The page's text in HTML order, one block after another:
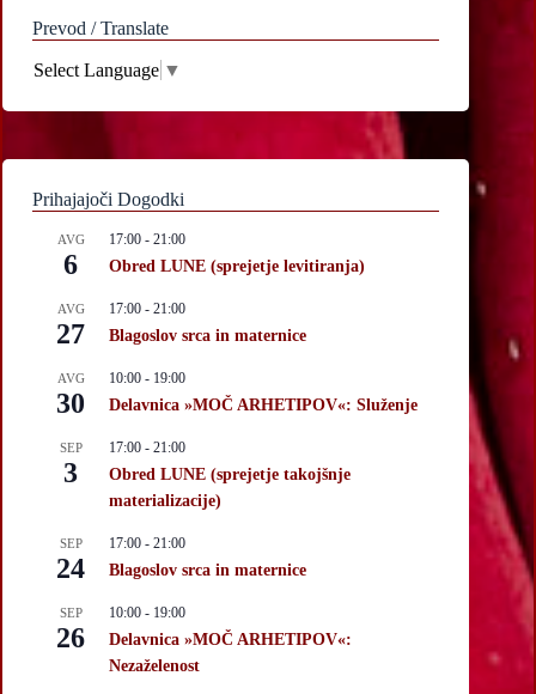
Prevod / Translate
Select Language ▼
Prihajajoči Dogodki
AVG
6
17:00 - 21:00
Obred LUNE (sprejetje levitiranja)
AVG
27
17:00 - 21:00
Blagoslov srca in maternice
AVG
30
10:00 - 19:00
Delavnica »MOČ ARHETIPOV«: Služenje
SEP
3
17:00 - 21:00
Obred LUNE (sprejetje takojšnje
materializacije)
SEP
24
17:00 - 21:00
Blagoslov srca in maternice
SEP
26
10:00 - 19:00
Delavnica »MOČ ARHETIPOV«:
Nezaželenost